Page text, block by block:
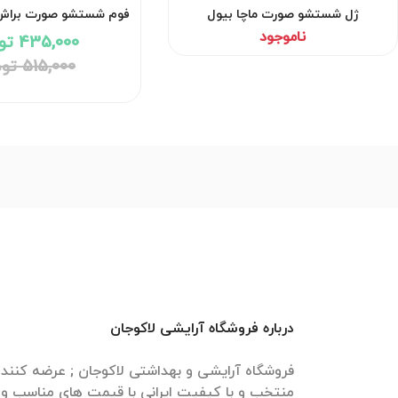
ژل شستشو صورت ماچا بیول
ناموجود
فوم شستشو صورت براش
435,000 تومان
515,000 تومان
درباره فروشگاه آرایشی لاکوجان
فروشگاه آرایشی و بهداشتی لاکوجان ; عرضه
منتخب و با کیفیت ایرانی با قیمت های مناسب و